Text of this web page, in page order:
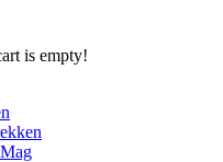
is empty!